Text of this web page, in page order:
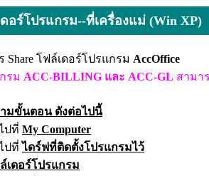
อร์โปรแกรม--ที่เครื่องแม่ (Win XP)
Share โฟล์เดอร์โปรแกรม AccOffice
รม ACC-BILLING และ ACC-GL สามา
ามขั้นตอน ดังต่อไปนี้
ปที่ My Computer
ปที่ไดร์ฟที่ติดตั้งโปรแกรมไว้
เดอร์โปรแกรม